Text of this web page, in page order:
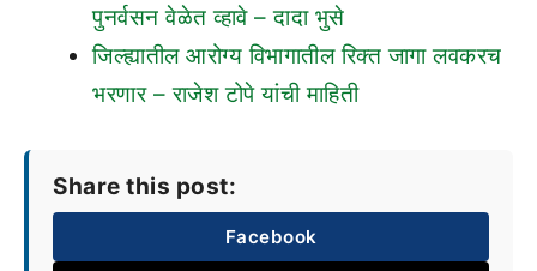
पुनर्वसन वेळेत व्हावे – दादा भुसे
जिल्ह्यातील आरोग्य विभागातील रिक्त जागा लवकरच
भरणार – राजेश टोपे यांची माहिती
Share this post:
Facebook